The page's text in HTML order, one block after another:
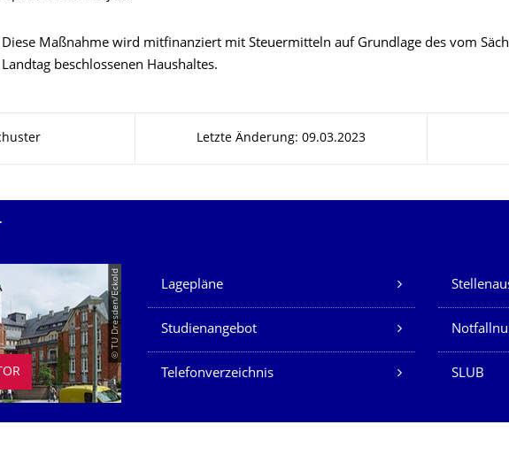
Diese Maßnahme wird mitfinanziert mit Steuermitteln auf Grundlage des vom
Landtag beschlossenen Haushaltes.
Letzte Änderung: 09.03.2023
© TU Dresden/Eckold Unsere Dienste
Lagepläne
Studienangebot
Telefonverzeichnis SLUB